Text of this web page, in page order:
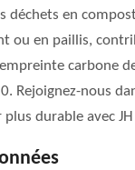
déchets en
ou en paillis,
carbone
Rejoignez-nous
durable avec JH